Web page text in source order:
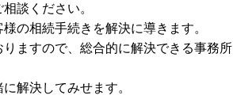
談ください。
の相続手続きを解決に導きます。
ますので、総合的に解決できる事務所
解決してみせます。